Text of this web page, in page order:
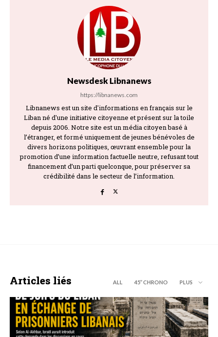
Newsdesk Libnanews
https://libnanews.com
Libnanews est un site d'informations en français sur le
Liban né d'une initiative citoyenne et présent sur la toile
depuis 2006. Notre site est un média citoyen basé à
l’étranger, et formé uniquement de jeunes bénévoles de
divers horizons politiques, œuvrant ensemble pour la
promotion d’une information factuelle neutre, refusant tout
financement d’un parti quelconque, pour préserver sa
crédibilité dans le secteur de l’information.
Articles liés ALL 45’’ CHRONO PLUS